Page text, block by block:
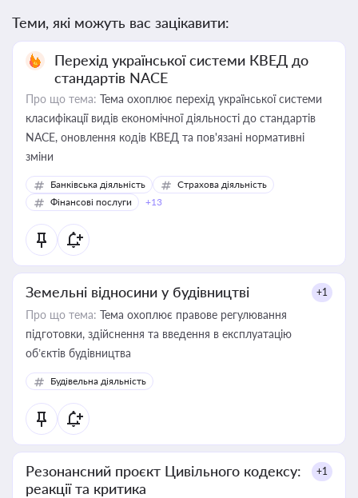
Теми, які можуть вас зацікавити:
Перехід української системи КВЕД до
стандартів NACE
Про що тема: Тема охоплює перехід української системи
класифікації видів економічної діяльності до стандартів
NACE, оновлення кодів КВЕД та пов'язані нормативні
зміни
Банківська діяльність
Страхова діяльність
Фінансові послуги
+13
Земельні відносини у будівництві +1
Про що тема: Тема охоплює правове регулювання
підготовки, здійснення та введення в експлуатацію
об’єктів будівництва
Будівельна діяльність
Резонансний проєкт Цивільного кодексу:
реакції та критика
+1